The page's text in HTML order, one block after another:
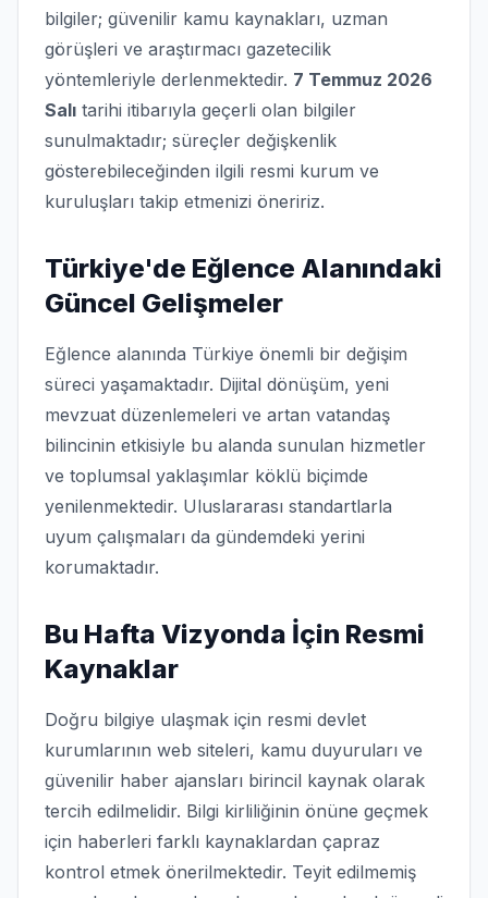
bilgiler; güvenilir kamu kaynakları, uzman
görüşleri ve araştırmacı gazetecilik
yöntemleriyle derlenmektedir. 7 Temmuz 2026
Salı tarihi itibarıyla geçerli olan bilgiler
sunulmaktadır; süreçler değişkenlik
gösterebileceğinden ilgili resmi kurum ve
kuruluşları takip etmenizi öneririz.
Türkiye'de Eğlence Alanındaki
Güncel Gelişmeler
Eğlence alanında Türkiye önemli bir değişim
süreci yaşamaktadır. Dijital dönüşüm, yeni
mevzuat düzenlemeleri ve artan vatandaş
bilincinin etkisiyle bu alanda sunulan hizmetler
ve toplumsal yaklaşımlar köklü biçimde
yenilenmektedir. Uluslararası standartlarla
uyum çalışmaları da gündemdeki yerini
korumaktadır.
Bu Hafta Vizyonda İçin Resmi
Kaynaklar
Doğru bilgiye ulaşmak için resmi devlet
kurumlarının web siteleri, kamu duyuruları ve
güvenilir haber ajansları birincil kaynak olarak
tercih edilmelidir. Bilgi kirliliğinin önüne geçmek
için haberleri farklı kaynaklardan çapraz
kontrol etmek önerilmektedir. Teyit edilmemiş